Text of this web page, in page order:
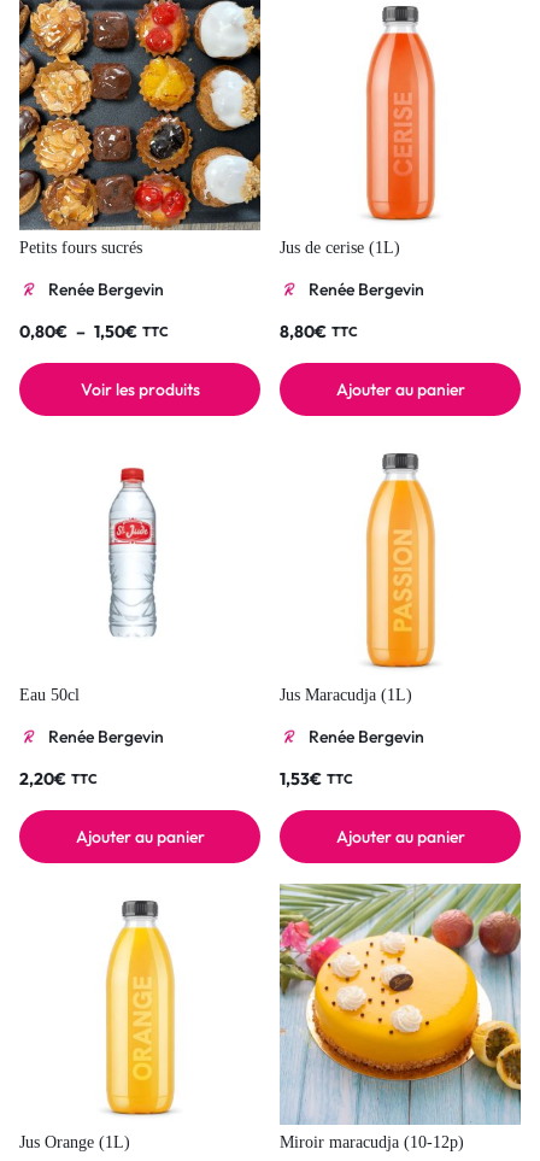
Petits fours sucrés
Renée Bergevin
0,80€ – 1,50€ TTC
Voir les produits
Jus de cerise (1L)
Renée Bergevin
8,80€ TTC
Ajouter au panier
Eau 50cl
Renée Bergevin
2,20€ TTC
Ajouter au panier
Jus Maracudja (1L)
Renée Bergevin
1,53€ TTC
Ajouter au panier
Jus Orange (1L) Miroir maracudja (10-12p)